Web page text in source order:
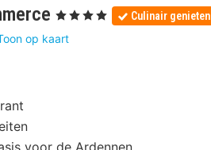
1
nacht
vanaf
, 4 Sterren Culinair genieten
op kaart
voor de Ardennen